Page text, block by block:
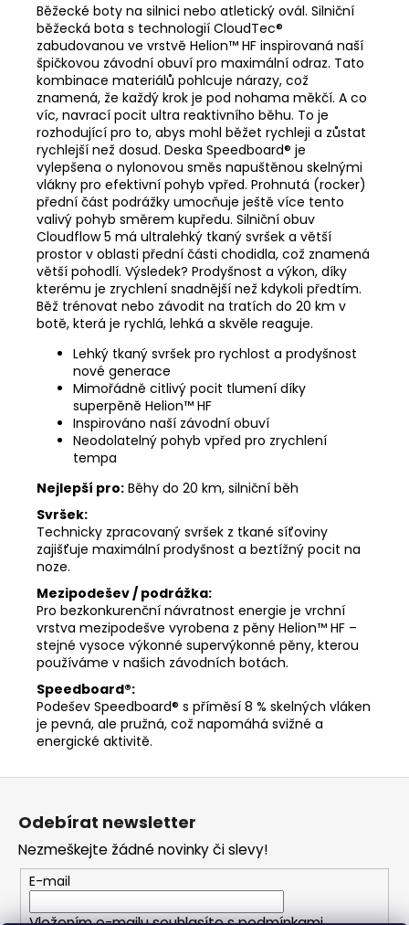
Běžecké boty na silnici nebo atletický ovál. Silniční
běžecká bota s technologií CloudTec®
zabudovanou ve vrstvě Helion™ HF inspirovaná naší
špičkovou závodní obuví pro maximální odraz. Tato
kombinace materiálů pohlcuje nárazy, což
znamená, že každý krok je pod nohama měkčí. A co
víc, navrací pocit ultra reaktivního běhu. To je
rozhodující pro to, abys mohl běžet rychleji a zůstat
rychlejší než dosud. Deska Speedboard® je
vylepšena o nylonovou směs napuštěnou skelnými
vlákny pro efektivní pohyb vpřed. Prohnutá (rocker)
přední část podrážky umocňuje ještě více tento
valivý pohyb směrem kupředu. Silniční obuv
Cloudflow 5 má ultralehký tkaný svršek a větší
prostor v oblasti přední části chodidla, což znamená
větší pohodlí. Výsledek? Prodyšnost a výkon, díky
kterému je zrychlení snadnější než kdykoli předtím.
Běž trénovat nebo závodit na tratích do 20 km v
botě, která je rychlá, lehká a skvěle reaguje.
Lehký tkaný svršek pro rychlost a prodyšnost
nové generace
Mimořádně citlivý pocit tlumení díky
superpěně Helion™ HF
Inspirováno naší závodní obuví
Neodolatelný pohyb vpřed pro zrychlení
tempa
Nejlepší pro: Běhy do 20 km, silniční běh
Svršek:
Technicky zpracovaný svršek z tkané síťoviny
zajišťuje maximální prodyšnost a beztížný pocit na
noze.
Mezipodešev / podrážka:
Pro bezkonkurenční návratnost energie je vrchní
vrstva mezipodešve vyrobena z pěny Helion™ HF –
stejné vysoce výkonné supervýkonné pěny, kterou
používáme v našich závodních botách.
Speedboard®:
Podešev Speedboard® s příměsí 8 % skelných vláken
je pevná, ale pružná, což napomáhá svižné a
energické aktivitě.
Z
Odebírat newsletter
Nezmeškejte žádné novinky či slevy!
E-mail